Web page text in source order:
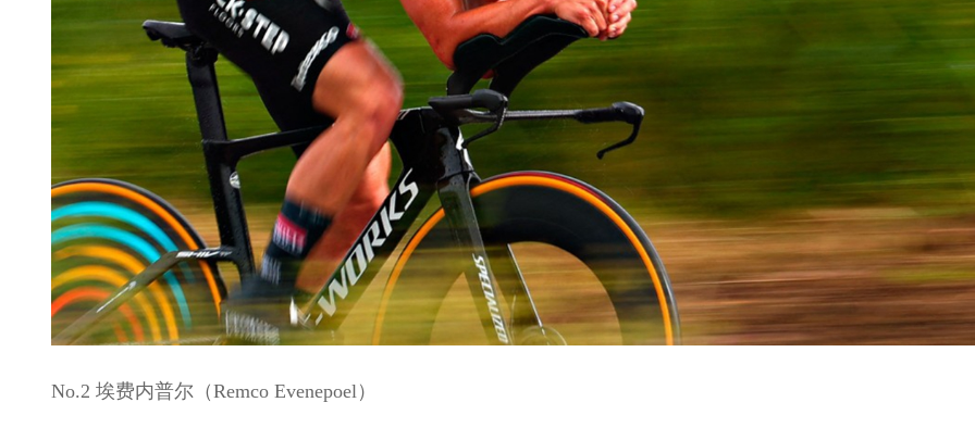
No.2 埃费内普尔（Remco Evenepoel）